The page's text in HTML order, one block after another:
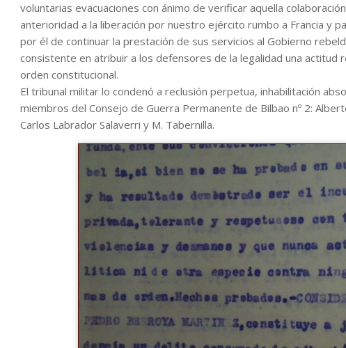
voluntarias evacuaciones con ánimo de verificar aquella
anterioridad a la liberación por nuestro ejército rumbo a Francia y
por él de continuar la prestación de sus servicios al Gobierno
consistente en atribuir a los defensores de la legalidad una
orden constitucional.
El tribunal militar lo condenó a reclusión perpetua, inhabilitación
miembros del Consejo de Guerra Permanente de Bilbao nº 2:
Carlos Labrador Salaverri y M. Tabernilla.